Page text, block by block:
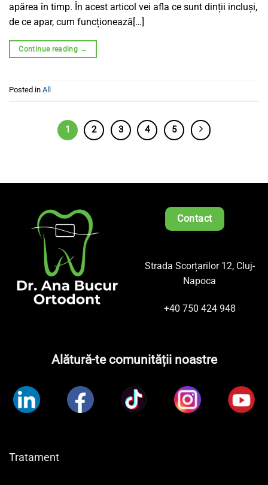
apărea în timp. În acest articol vei afla ce sunt dinții incluși,
de ce apar, cum funcționează[…]
Continue reading →
Posted in All
1 2 3 4 5
Contact
Strada Scorțarilor 12, Cluj-
Napoca
+40 750 424 948
Alătură-te comunității noastre
Tratament